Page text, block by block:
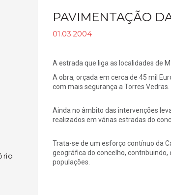
PAVIMENTAÇÃO
01.03.2004
A estrada que liga as localidades de
A obra, orçada em cerca de 45 mil
com mais segurança a Torres Vedras.
Ainda no âmbito das intervenções
realizados em várias estradas do
Trata-se de um esforço contínuo da
geográfica do concelho,
populações.